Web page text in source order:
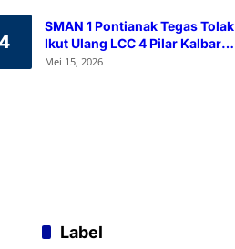
4
SMAN 1 Pontianak Tegas Tolak
Ikut Ulang LCC 4 Pilar Kalbar
2026
Mei 15, 2026
Label